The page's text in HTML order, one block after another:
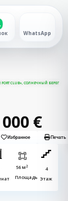
WhatsApp
CLUB», СОЛНЕЧНЫЙ БЕРЕГ
€
Избранное Печать
56 м2
Площадь
4
Этаж